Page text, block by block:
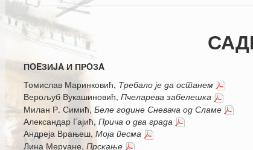
ПOEЗИJA И ПРOЗA
Томислав Маринковић, Требало је да останем
Верољуб Вукашиновић, Пчеларева забелешка
Милан Р. Симић, Беле године Сневача од Сламе
Александар Гајић, Прича о два града
Андреја Врањеш, Моја песма
Лина Меруане, Прскање